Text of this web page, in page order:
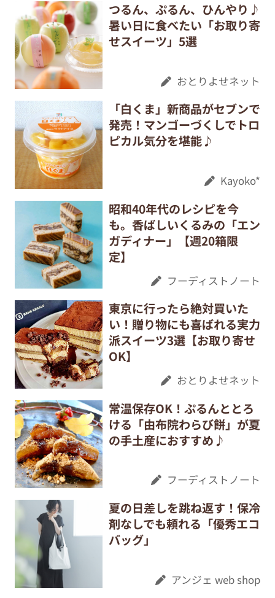
つるん、ぷるん、ひんやり♪
暑い日に食べたい「お取り寄
せスイーツ」5選
おとりよせネット
「白くま」新商品がセブンで
発売！マンゴーづくしでトロ
ピカル気分を堪能♪
Kayoko*
昭和40年代のレシピを今
も。香ばしいくるみの「エン
ガディナー」【週20箱限
定】
フーディストノート
東京に行ったら絶対買いた
い！贈り物にも喜ばれる実力
派スイーツ3選【お取り寄せ
OK】
おとりよせネット
常温保存OK！ぷるんととろ
ける「由布院わらび餅」が夏
の手土産におすすめ♪
フーディストノート
夏の日差しを跳ね返す！保冷
剤なしでも頼れる「優秀エコ
バッグ」
アンジェ web shop